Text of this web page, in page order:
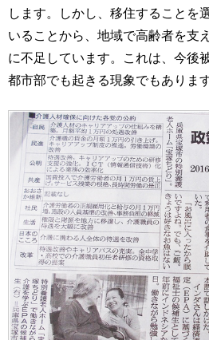
します。しかし、移住することを
いることから、地域で高齢者を支
に不足しています。これは、今後
都市部でも起きる現象でもあります